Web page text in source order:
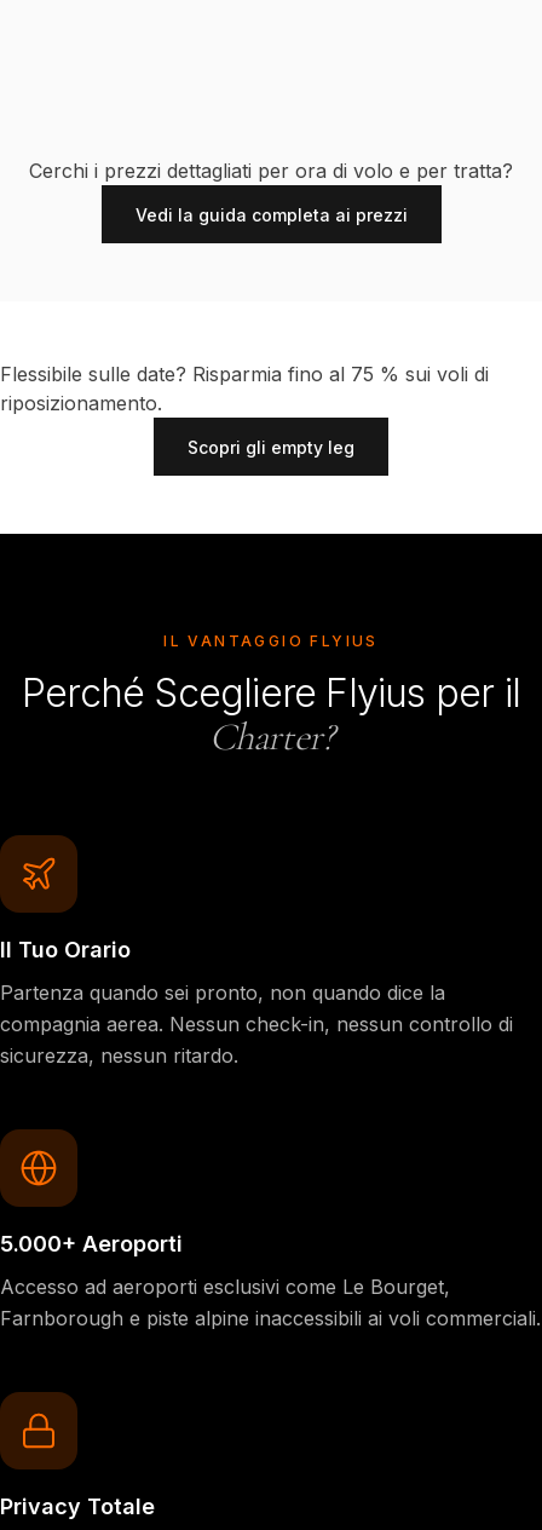
Cerchi i prezzi dettagliati per ora di volo e per tratta?
Vedi la guida completa ai prezzi
Flessibile sulle date? Risparmia fino al 75 % sui voli di
riposizionamento.
Scopri gli empty leg
IL VANTAGGIO FLYIUS
Perché Scegliere Flyius per il
Charter?
Il Tuo Orario
Partenza quando sei pronto, non quando dice la
compagnia aerea. Nessun check-in, nessun controllo di
sicurezza, nessun ritardo.
5.000+ Aeroporti
Accesso ad aeroporti esclusivi come Le Bourget,
Farnborough e piste alpine inaccessibili ai voli commerciali.
Privacy Totale